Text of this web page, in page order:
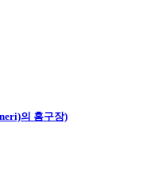
의 홈구장)